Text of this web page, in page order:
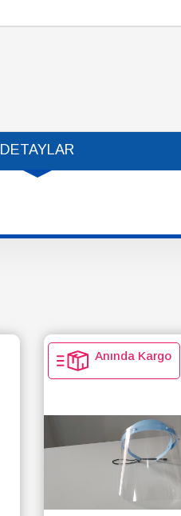
DETAYLAR
Anında Kargo